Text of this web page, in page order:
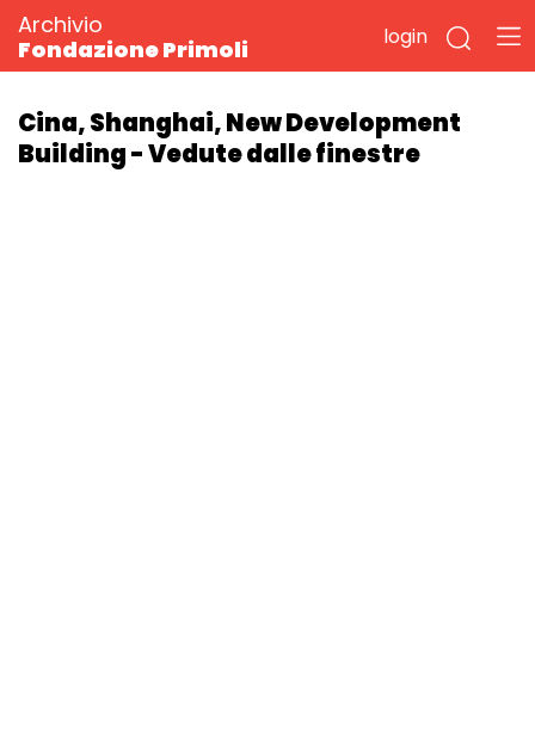
Archivio
Fondazione Primoli
login
Cina, Shanghai, New Development
Building - Vedute dalle finestre